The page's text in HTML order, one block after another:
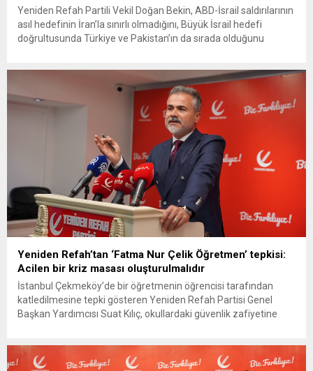
Yeniden Refah Partili Vekil Doğan Bekin, ABD-İsrail saldırılarının
asıl hedefinin İran’la sınırlı olmadığını, Büyük İsrail hedefi
doğrultusunda Türkiye ve Pakistan’ın da sırada olduğunu
Müslüman liderlere İspanya Başbakanı Pedro Sanchez gibi dik
duruş sergileme çağrısı yaptı. Yeniden Refah Partisi...
Yeniden Refah’tan ‘Fatma Nur Çelik Öğretmen’ tepkisi:
Acilen bir kriz masası oluşturulmalıdır
İstanbul Çekmeköy’de bir öğretmenin öğrencisi tarafından
katledilmesine tepki gösteren Yeniden Refah Partisi Genel
Başkan Yardımcısı Suat Kılıç, okullardaki güvenlik zafiyetine
koruyamıyoruz. Fatma Nur Çelik öğretmenin geçen yıl aynı